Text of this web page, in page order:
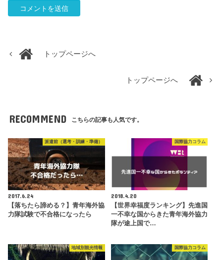
トップページへ
トップページへ
RECOMMEND こちらの記事も人気です。
派遣前（選考・訓練・準備）
2017.6.24
【落ちたら諦める？】青年海外協
力隊試験で不合格になったら
国際協力コラム
2018.4.20
【世界幸福度ランキング】先進国
一不幸な国からきた青年海外協力
隊が途上国で…
地域別観光情報 国際協力コラム